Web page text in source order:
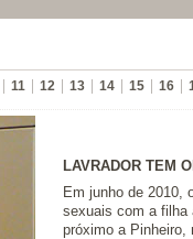
LAVRADOR TEM
Em junho de 2010,
sexuais com a filha
próximo a Pinheiro,
11 12 13 14 15 16